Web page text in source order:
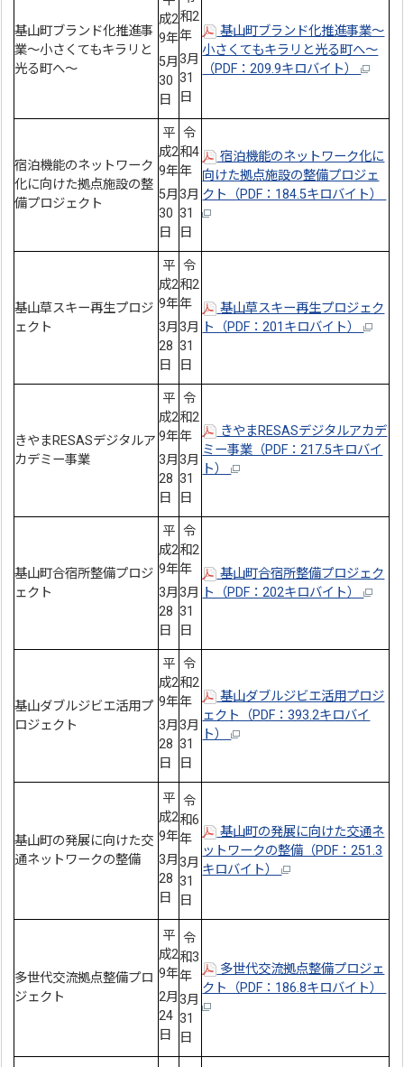
基山町ブランド化推進事
業～小さくてもキラリと
光る町へ～
成2
9年
5月
30
日
和2
年
3月
31
日
基山町ブランド化推進事業～
小さくてもキラリと光る町へ～
（PDF：209.9キロバイト）
宿泊機能のネットワーク
化に向けた拠点施設の整
備プロジェクト
平
成2
9年
5月
30
日
令
和4
年
3月
31
日
宿泊機能のネットワーク化に
向けた拠点施設の整備プロジェ
クト（PDF：184.5キロバイト）
基山草スキー再生プロジ
ェクト
平
成2
9年
3月
28
日
令
和2
年
3月
31
日
基山草スキー再生プロジェク
ト（PDF：201キロバイト）
きやまRESASデジタルア
カデミー事業
平
成2
9年
3月
28
日
令
和2
年
3月
31
日
きやまRESASデジタルアカデ
ミー事業（PDF：217.5キロバイ
ト）
基山町合宿所整備プロジ
ェクト
平
成2
9年
3月
28
日
令
和2
年
3月
31
日
基山町合宿所整備プロジェク
ト（PDF：202キロバイト）
基山ダブルジビエ活用プ
ロジェクト
平
成2
9年
3月
28
日
令
和2
年
3月
31
日
基山ダブルジビエ活用プロジ
ェクト（PDF：393.2キロバイ
ト）
基山町の発展に向けた交
通ネットワークの整備
平
成2
9年
3月
28
日
令
和6
年
3月
31
日
基山町の発展に向けた交通ネ
ットワークの整備（PDF：251.3
キロバイト）
多世代交流拠点整備プロ
ジェクト
平
成2
9年
2月
24
日
令
和3
年
3月
31
日
多世代交流拠点整備プロジェ
クト（PDF：186.8キロバイト）